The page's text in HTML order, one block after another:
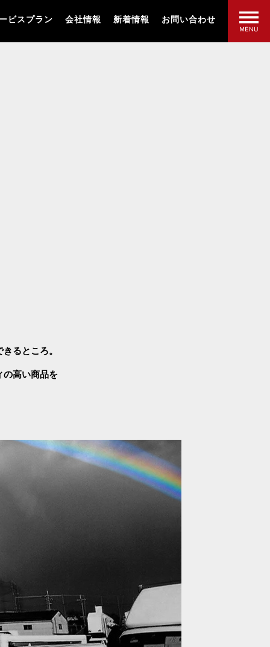
ビスプラン 会社情報 新着情報 お問い合わせ
るところ。
の高い商品を